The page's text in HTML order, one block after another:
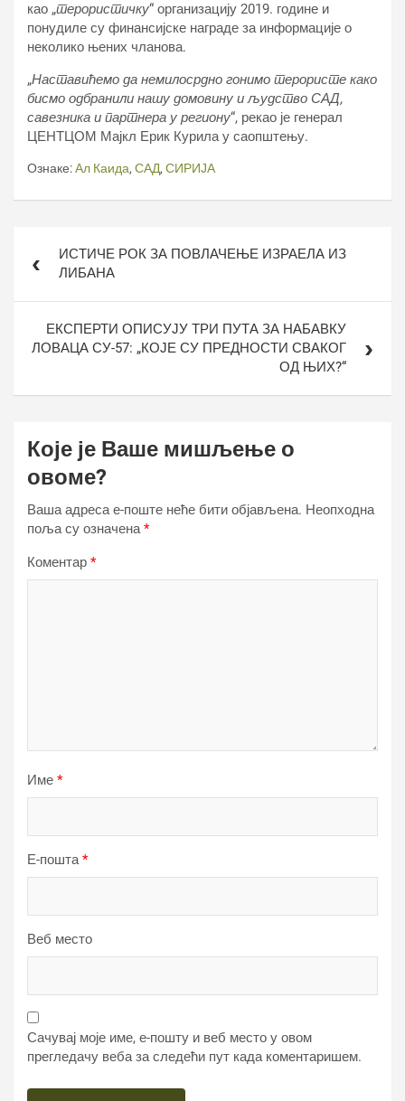
као „терористичку“ организацију 2019. године и
понудиле су финансијске награде за информације о
неколико њених чланова.
„Наставићемо да немилосрдно гонимо терористе како
бисмо одбранили нашу домовину и људство САД,
савезника и партнера у региону“, рекао је генерал
ЦЕНТЦОМ Мајкл Ерик Курила у саопштењу.
Ознаке:Ал Каида, САД, СИРИЈА
чланкаИСТИЧЕ РОК ЗА ПОВЛАЧЕЊЕ ИЗРАЕЛА ИЗ
ЛИБАНА
ЕКСПЕРТИ ОПИСУЈУ ТРИ ПУТА ЗА НАБАВКУ
ЛОВАЦА СУ-57: „КОЈЕ СУ ПРЕДНОСТИ СВАКОГ
ОД ЊИХ?“
Које је Ваше мишљење о
овоме?
Ваша адреса е-поште неће бити објављена. Неопходна
поља су означена*
Коментар *
Име *
Е-пошта*
Веб место
Сачувај моје име, е-пошту и веб место у овом
прегледачу веба за следећи пут када коментаришем.